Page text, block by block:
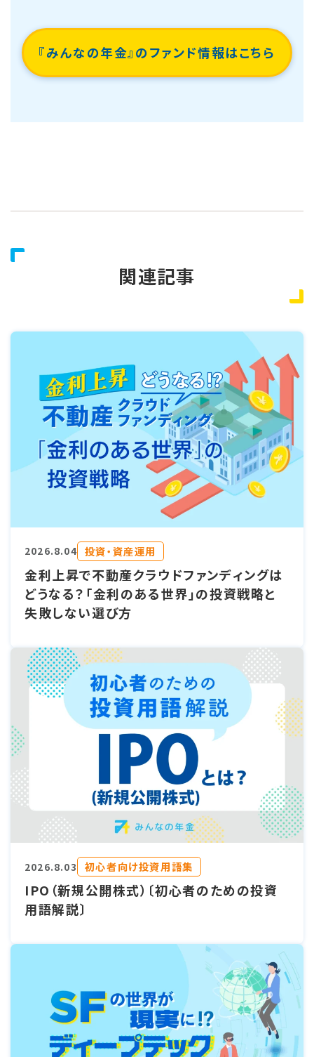
『みんなの年金』のファンド情報はこちら
関連記事
2026.8.04 投資・資産運用
金利上昇で不動産クラウドファンディングは
どうなる？「金利のある世界」の投資戦略と
失敗しない選び方
2026.8.03 初心者向け投資用語集
IPO（新規公開株式）〔初心者のための投資
用語解説〕